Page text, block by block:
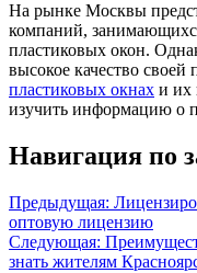
На рынке Москвы
компаний,
пластиковых окон.
высокое качество
пластиковых окнах и их
изучить информацию о
Навигация по
Предыдущая:
оптовую лицензию
Следующая:
знать жителям